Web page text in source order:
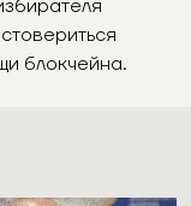
блокчейна.